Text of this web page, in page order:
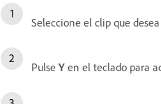
Seleccione el clip que
Pulse Y en el teclado para